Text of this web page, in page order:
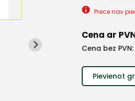
Prece nav
Cena ar
Cena bez PVN:
Pievienot